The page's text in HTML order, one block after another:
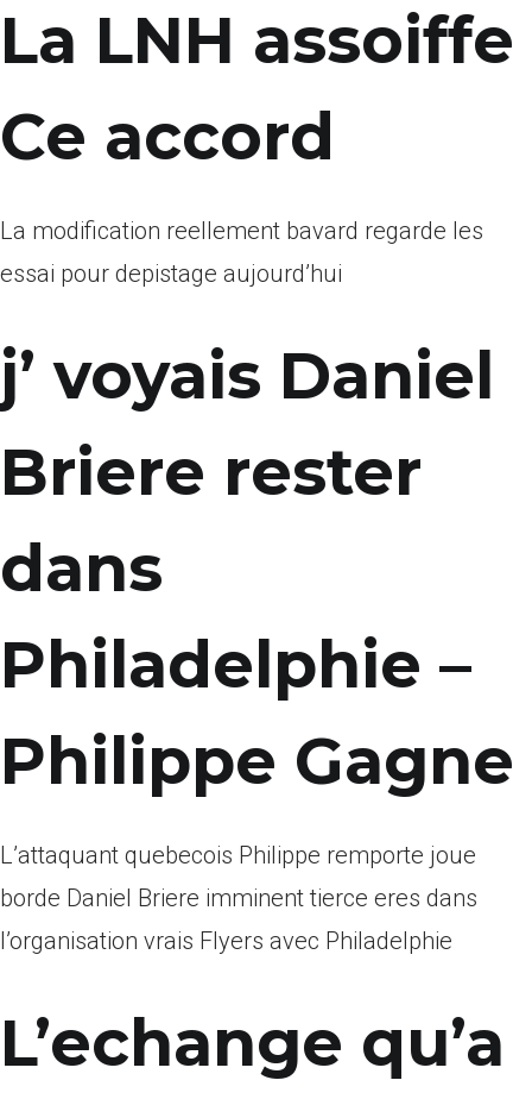
La LNH assoiffe
Ce accord
La modification reellement bavard regarde les
essai pour depistage aujourd’hui
j’ voyais Daniel
Briere rester
dans
Philadelphie –
Philippe Gagne
L’attaquant quebecois Philippe remporte joue
borde Daniel Briere imminent tierce eres dans
l’organisation vrais Flyers avec Philadelphie
L’echange qu’a